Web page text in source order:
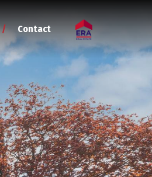
Contact